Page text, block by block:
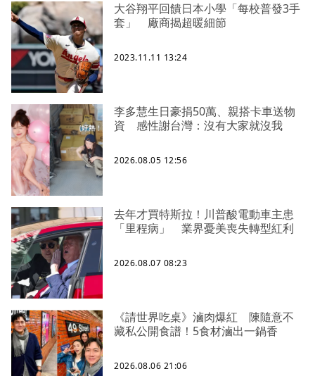
大谷翔平回饋日本小學「每校普發3手
套」 廠商揭超暖細節
2023.11.11 13:24
李多慧生日豪捐50萬、親搭卡車送物
資 感性謝台灣：沒有大家就沒我
2026.08.05 12:56
去年才買特斯拉！川普酸電動車主患
「里程病」 業界憂美喪失轉型紅利
2026.08.07 08:23
《請世界吃桌》滷肉爆紅 陳隨意不
藏私公開食譜！5食材滷出一鍋香
2026.08.06 21:06